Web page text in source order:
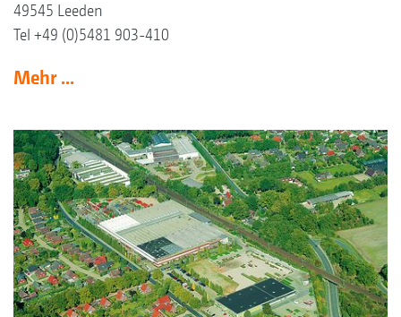
49545 Leeden
Tel +49 (0)5481 903-410
Mehr ...